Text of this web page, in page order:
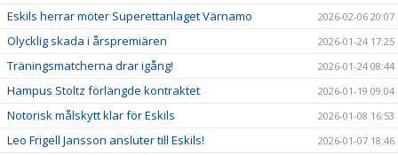
Eskils herrar möter Superettanlaget Värnamo 2026-02-06 20:07
Olycklig skada i årspremiären 2026-01-24 17:25
Träningsmatcherna drar igång! 2026-01-24 08:44
Hampus Stoltz förlängde kontraktet 2026-01-19 09:04
Notorisk målskytt klar för Eskils 2026-01-08 16:53
Leo Frigell Jansson ansluter till Eskils! 2026-01-07 18:46